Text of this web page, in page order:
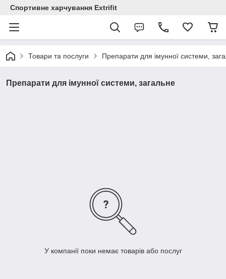
Спортивне харчування Extrifit
Товари та послуги Препарати для імунної системи,
Препарати для імунної системи, загальне
У компанії поки немає товарів або послуг